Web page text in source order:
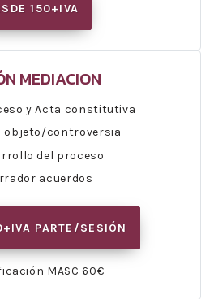
150+IVA
MEDIACION
y Acta constitutiva
objeto/controversia
del proceso
acuerdos
PARTE/SESIÓN
MASC 60€